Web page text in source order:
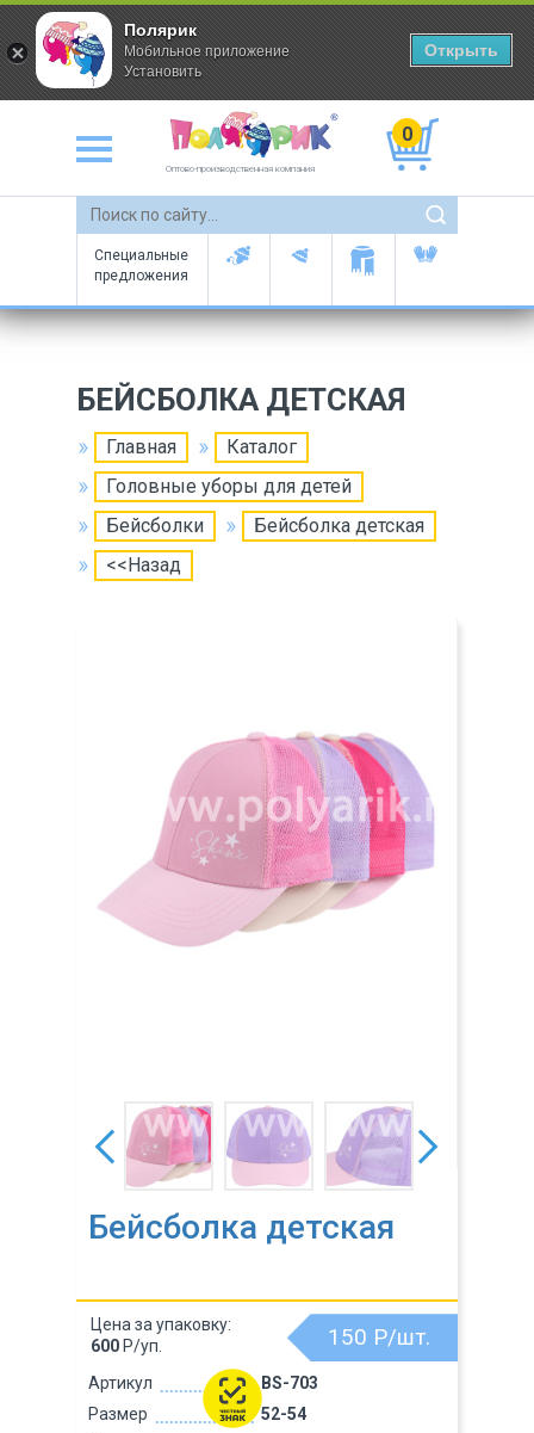
Оптово-производственная компания
0
Специальные
предложения
БЕЙСБОЛКА ДЕТСКАЯ
Главная
Каталог
Головные уборы для детей
Бейсболки
Бейсболка детская
<<Назад
Бейсболка детская
Артикул
BS-703
Размер
52-54
150 Р/шт.
Цена за упаковку:
600 Р/уп.
Полярик
Мобильное приложение
Установить
Открыть